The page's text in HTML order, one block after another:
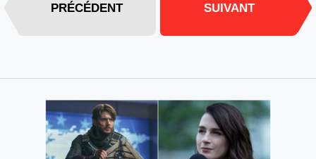
PRÉCÉDENT SUIVANT